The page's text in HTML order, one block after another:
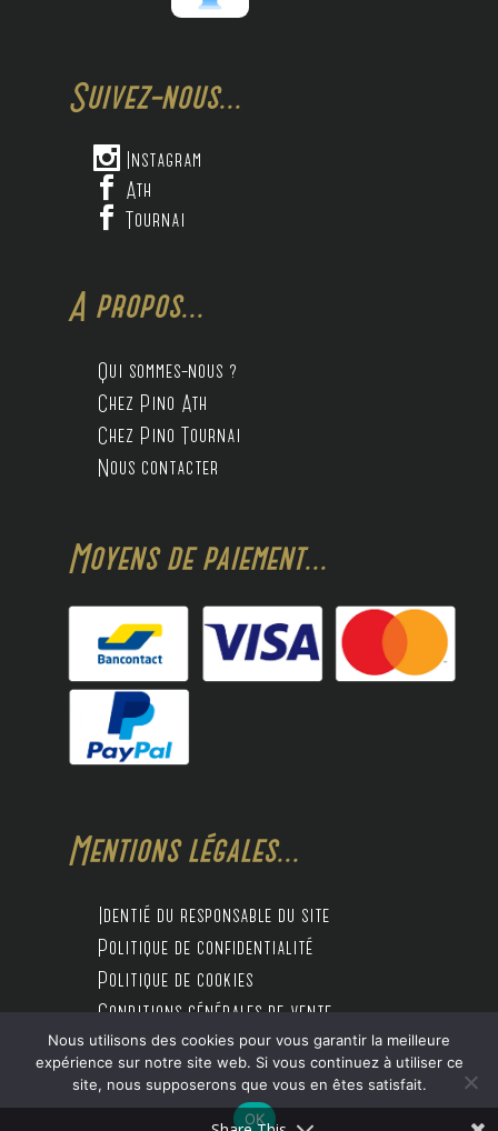
Suivez-nous...
 Instagram
 Ath
 Tournai
A propos...
Qui sommes-nous ?
Chez Pino Ath
Chez Pino Tournai
Nous contacter
Moyens de paiement...
Mentions légales...
Identié du responsable du site
Politique de confidentialité
Politique de cookies
Conditions générales de vente
Design by Digitalife
Nous utilisons des cookies pour vous garantir la meilleure
expérience sur notre site web. Si vous continuez à utiliser ce
site, nous supposerons que vous en êtes satisfait.
OK